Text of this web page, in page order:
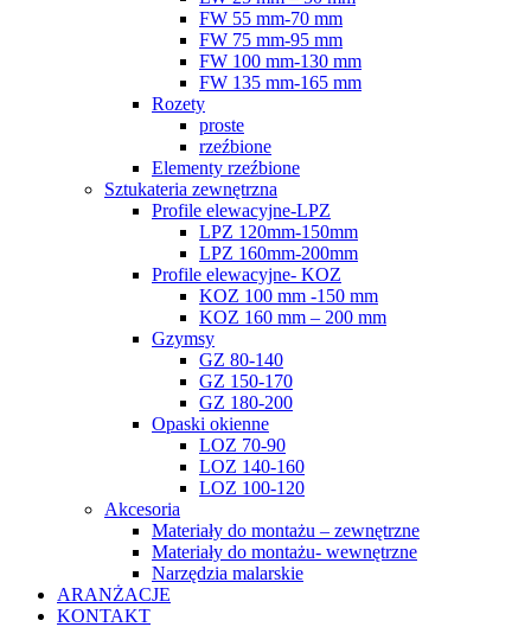
FW 55 mm-70 mm
FW 75 mm-95 mm
FW 100 mm-130 mm
FW 135 mm-165 mm
Rozety
proste
rzeźbione
Elementy rzeźbione
Sztukateria zewnętrzna
Profile elewacyjne-LPZ
LPZ 120mm-150mm
LPZ 160mm-200mm
Profile elewacyjne- KOZ
KOZ 100 mm -150 mm
KOZ 160 mm – 200 mm
Gzymsy
GZ 80-140
GZ 150-170
GZ 180-200
Opaski okienne
LOZ 70-90
LOZ 140-160
LOZ 100-120
Akcesoria
Materiały do montażu – zewnętrzne
Materiały do montażu- wewnętrzne
Narzędzia malarskie
ARANŻACJE
KONTAKT